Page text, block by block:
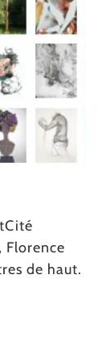
Florence
de haut.